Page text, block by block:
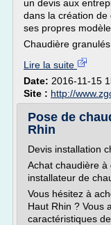
un devis aux
dans la création
ses propres
Chaudière
Lire la suite
Date: 2016-11-15
Site : http://
Pose de
Rhin
Devis installation
Achat chaudière
installateur de
Vous hésitez à
Haut Rhin ? Vous
caractéristiques